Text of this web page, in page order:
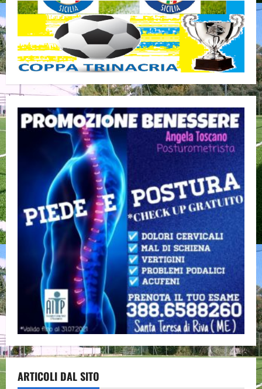
ARTICOLI DAL SITO